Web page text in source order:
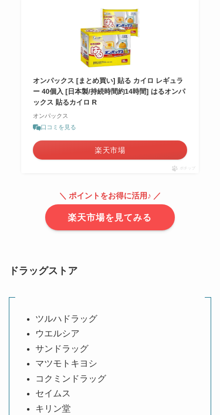
オンパックス [まとめ買い] 貼る カイロ レギュラ
ー 40個入 [日本製/持続時間約14時間] はるオンパ
ックス 貼るカイロ R
オンパックス
口コミを見る
楽天市場
ポチップ
＼ ポイントをお得に活用♪ ／
楽天市場を見てみる
ドラッグストア
ツルハドラッグ
ウエルシア
サンドラッグ
マツモトキヨシ
コクミンドラッグ
セイムス
キリン堂